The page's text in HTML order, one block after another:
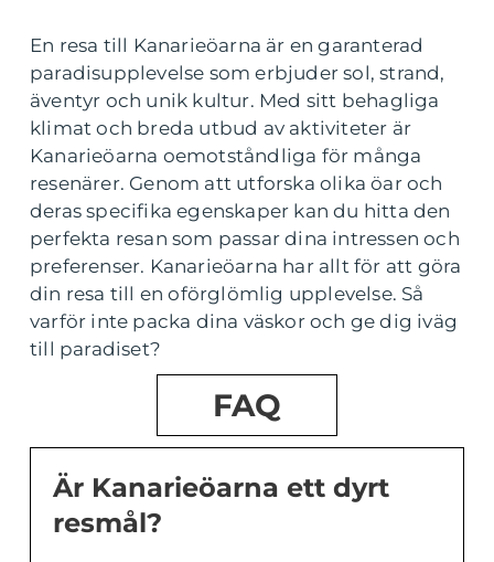
En resa till Kanarieöarna är en garanterad
paradisupplevelse som erbjuder sol, strand,
äventyr och unik kultur. Med sitt behagliga
klimat och breda utbud av aktiviteter är
Kanarieöarna oemotståndliga för många
resenärer. Genom att utforska olika öar och
deras specifika egenskaper kan du hitta den
perfekta resan som passar dina intressen och
preferenser. Kanarieöarna har allt för att göra
din resa till en oförglömlig upplevelse. Så
varför inte packa dina väskor och ge dig iväg
till paradiset?
FAQ
Är Kanarieöarna ett dyrt
resmål?